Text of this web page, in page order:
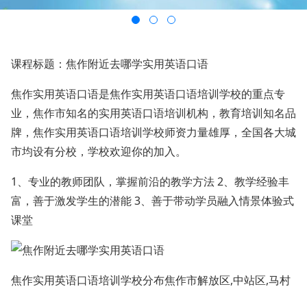
课程标题：焦作附近去哪学实用英语口语
焦作实用英语口语是焦作实用英语口语培训学校的重点专
业，焦作市知名的实用英语口语培训机构，教育培训知名品
牌，焦作实用英语口语培训学校师资力量雄厚，全国各大城
市均设有分校，学校欢迎你的加入。
1、专业的教师团队，掌握前沿的教学方法 2、教学经验丰
富，善于激发学生的潜能 3、善于带动学员融入情景体验式
课堂
焦作实用英语口语培训学校分布焦作市解放区,中站区,马村